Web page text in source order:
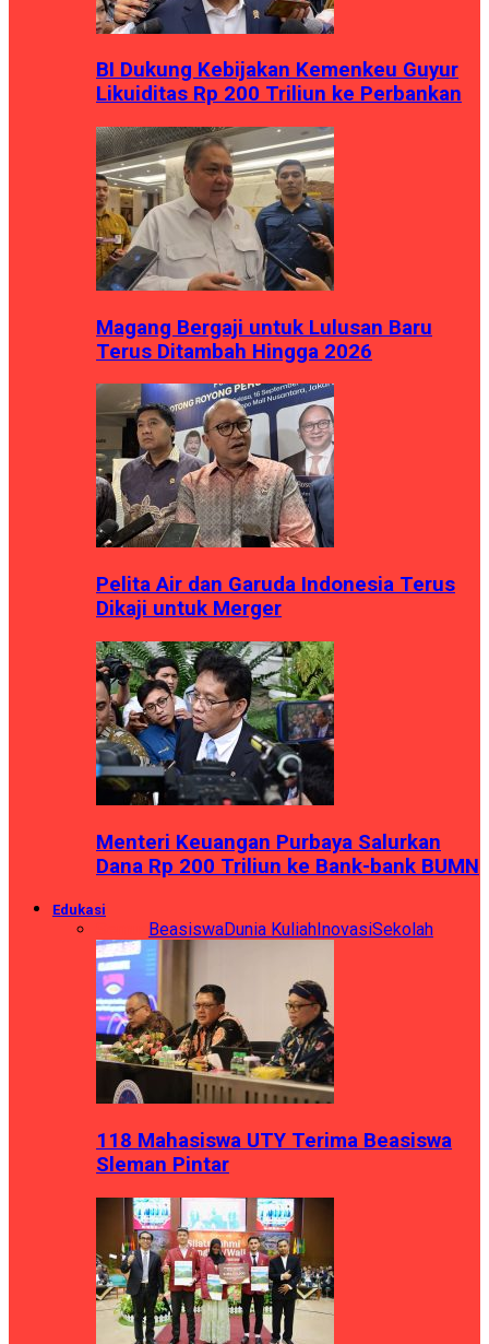
BI Dukung Kebijakan Kemenkeu Guyur
Likuiditas Rp 200 Triliun ke Perbankan
Magang Bergaji untuk Lulusan Baru
Terus Ditambah Hingga 2026
Pelita Air dan Garuda Indonesia Terus
Dikaji untuk Merger
Menteri Keuangan Purbaya Salurkan
Dana Rp 200 Triliun ke Bank-bank BUMN
Edukasi
BeasiswaDunia Kuliah InovasiSekolah
118 Mahasiswa UTY Terima Beasiswa
Sleman Pintar